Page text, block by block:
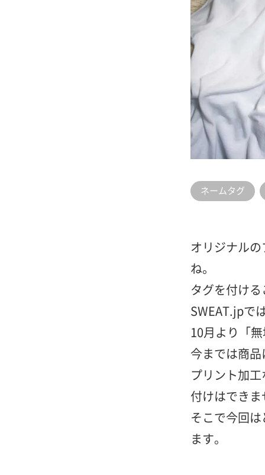
ネームタグ
オリジナル
ね。
タグを付ける
SWEAT.jpで
10月より「
今までは商
プリント加
付けはできま
そこで今回
ます。